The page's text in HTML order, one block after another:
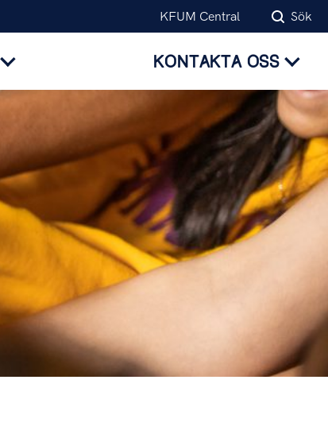
KFUM Central Sök
KONTAKTA OSS